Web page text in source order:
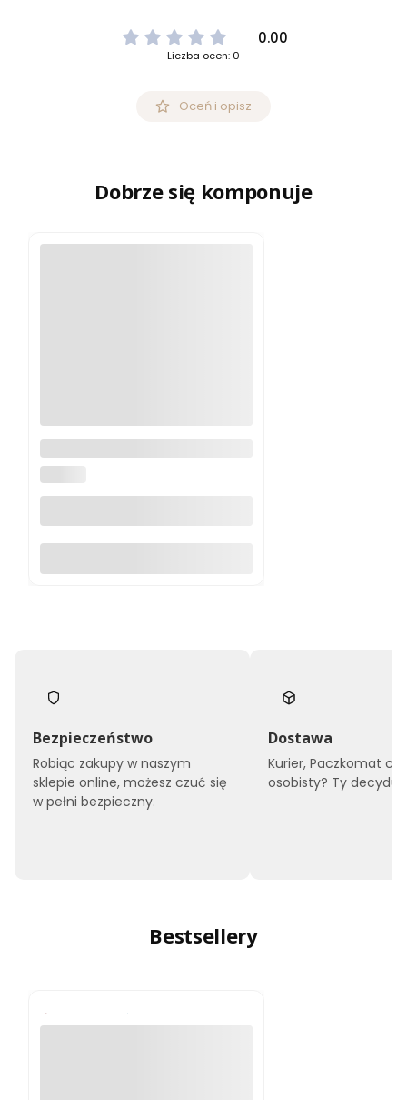
0.00
Liczba ocen: 0
Oceń i opisz
Dobrze się komponuje
Bezpieczeństwo
Robiąc zakupy w naszym
sklepie online, możesz czuć się
w pełni bezpieczny.
Dostawa
Kurier, Paczkomat
osobisty? Ty
Bestsellery